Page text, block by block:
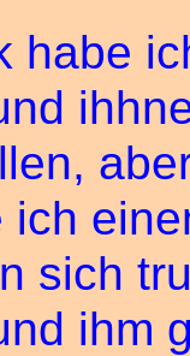
habe
sich
ihm